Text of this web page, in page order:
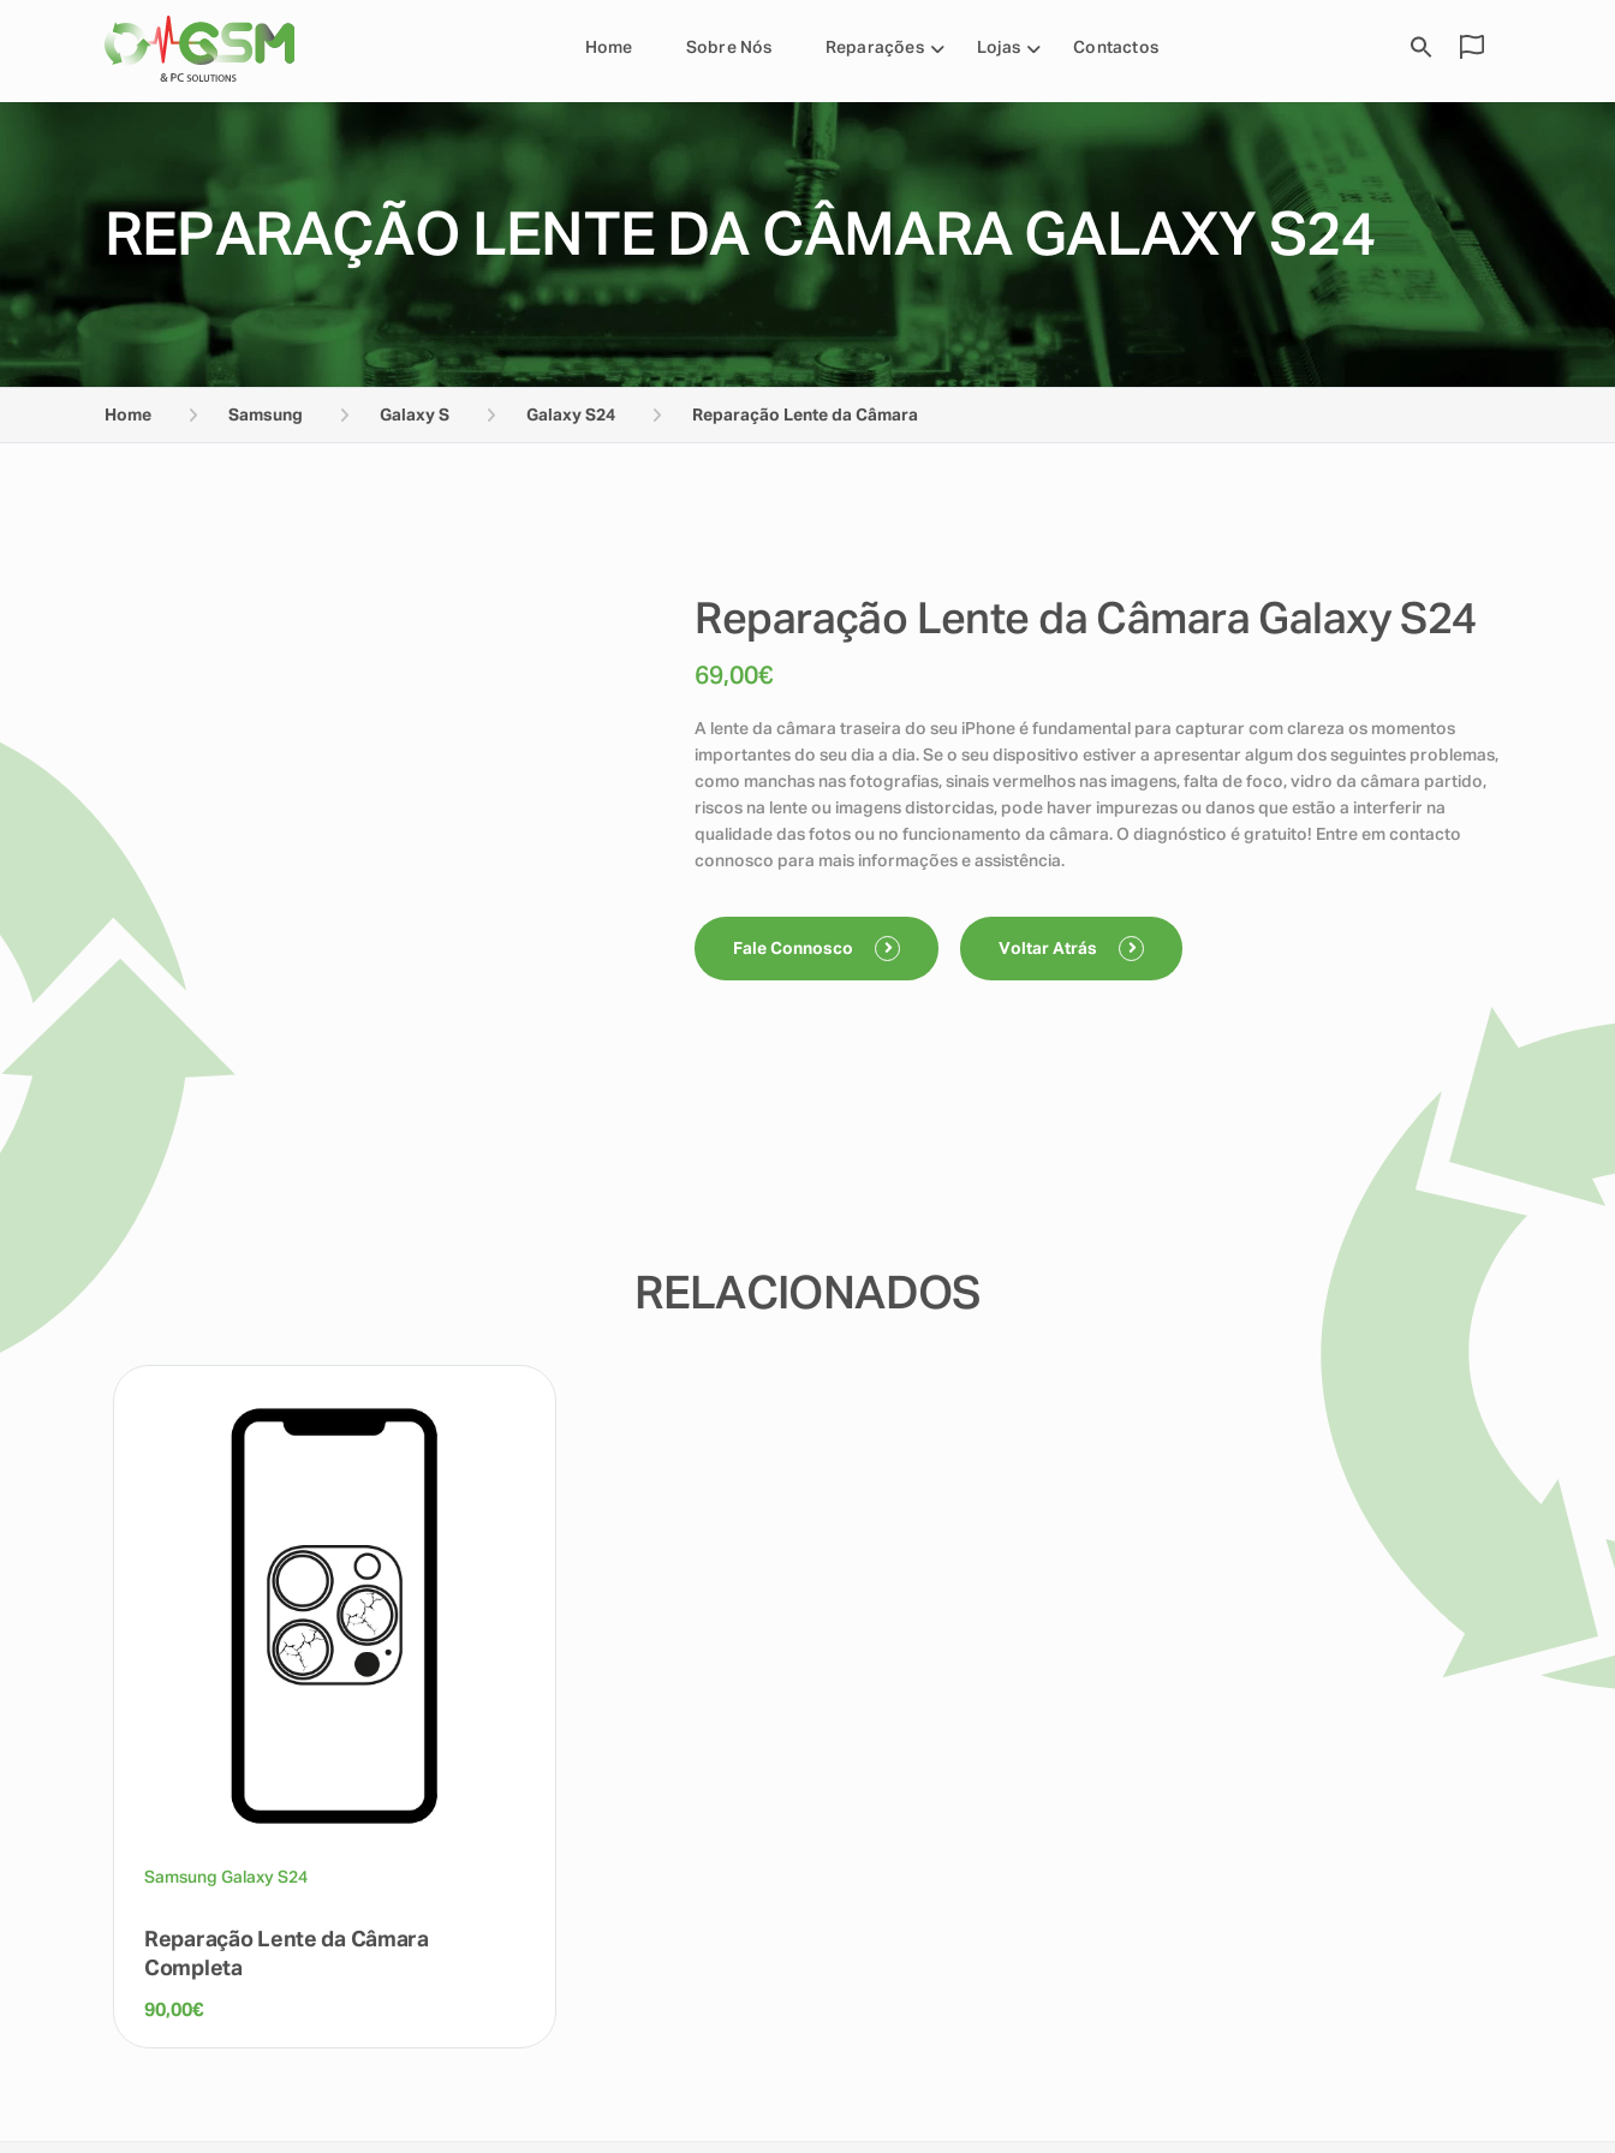
Home Sobre Nós Reparações Lojas Contactos
REPARAÇÃO LENTE DA CÂMARA GALAXY S24
Home Samsung Galaxy S Galaxy S24 Reparação Lente da Câmara
Reparação Lente da Câmara Galaxy S24
69,00€
A lente da câmara traseira do seu iPhone é fundamental para capturar com clareza os momentos
importantes do seu dia a dia. Se o seu dispositivo estiver a apresentar algum dos seguintes problemas,
como manchas nas fotografias, sinais vermelhos nas imagens, falta de foco, vidro da câmara partido,
riscos na lente ou imagens distorcidas, pode haver impurezas ou danos que estão a interferir na
qualidade das fotos ou no funcionamento da câmara. O diagnóstico é gratuito! Entre em contacto
connosco para mais informações e assistência.
Fale Connosco Voltar Atrás
RELACIONADOS
Samsung Galaxy S24
Reparação Lente da Câmara
Completa
90,00€